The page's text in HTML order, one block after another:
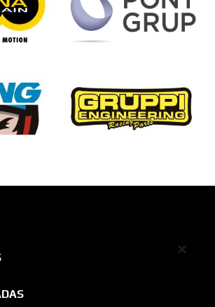
por Whatsapp y te
MOTOS AUSIÓ - Att. cliente